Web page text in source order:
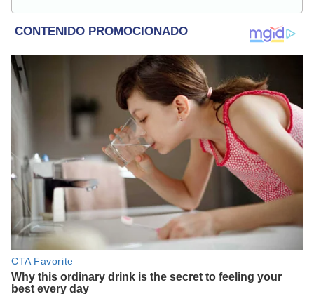
psicología.